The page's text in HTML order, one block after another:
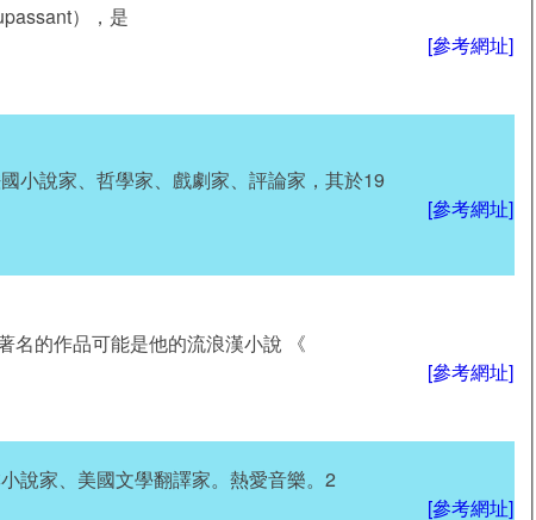
），是
[參考網址]
小說家、哲學家、戲劇家、評論家，其於19
[參考網址]
名的作品可能是他的流浪漢小說 《
[參考網址]
說家、美國文學翻譯家。熱愛音樂。2
[參考網址]